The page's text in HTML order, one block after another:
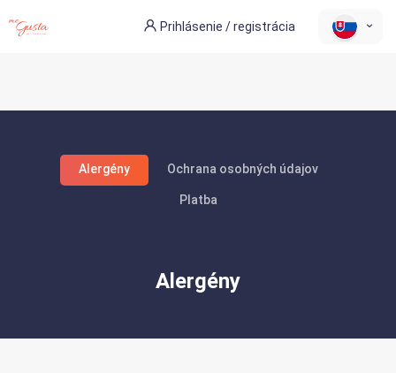
Prihlásenie / registrácia
Alergény Ochrana osobných údajov
Platba
Alergény